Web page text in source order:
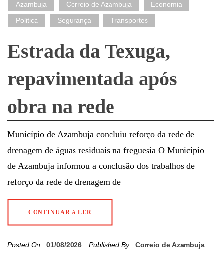
Azambuja Correio de Azambuja
Economia
Politica
Segurança Transportes
Estrada da Texuga,
repavimentada após
obra na rede
Município de Azambuja concluiu reforço da rede de
drenagem de águas residuais na freguesia O Município
de Azambuja informou a conclusão dos trabalhos de
reforço da rede de drenagem de
CONTINUAR A LER
Posted On : 01/08/2026 Published By : Correio de Azambuja